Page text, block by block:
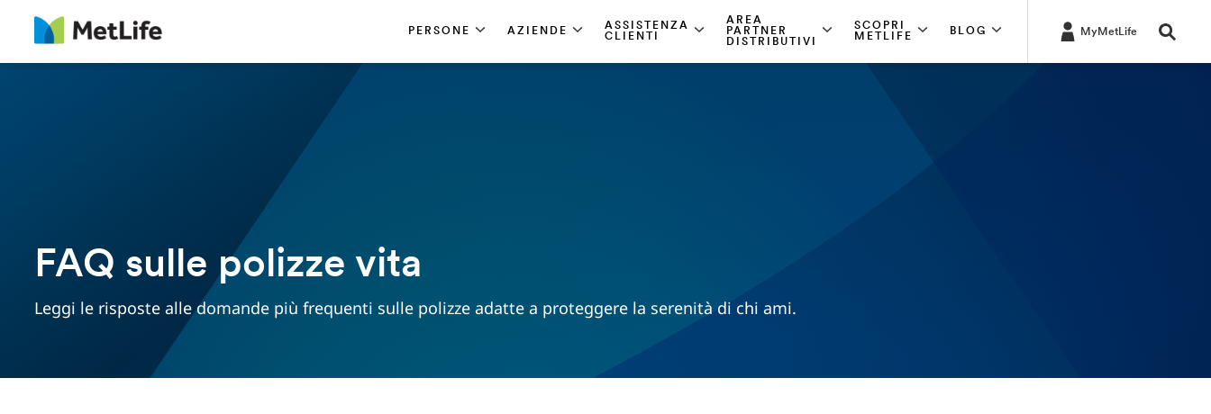
PERSONE AZIENDE
ASSISTENZA
CLIENTI
AREA
PARTNER
DISTRIBUTIVI
SCOPRI
METLIFE
BLOG MyMetLife
FAQ sulle polizze vita
Leggi le risposte alle domande più frequenti sulle polizze adatte a proteggere la serenità di chi ami.